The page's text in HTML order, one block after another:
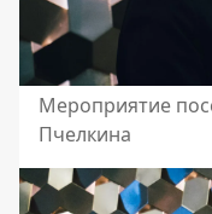
Мероприятие
Пчелкина